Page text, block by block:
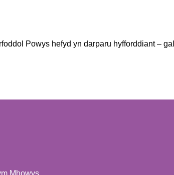
Powys hefyd yn darparu hyfforddiant –
Mhowys